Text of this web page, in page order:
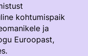
kohtumispaik
ja
Euroopast,